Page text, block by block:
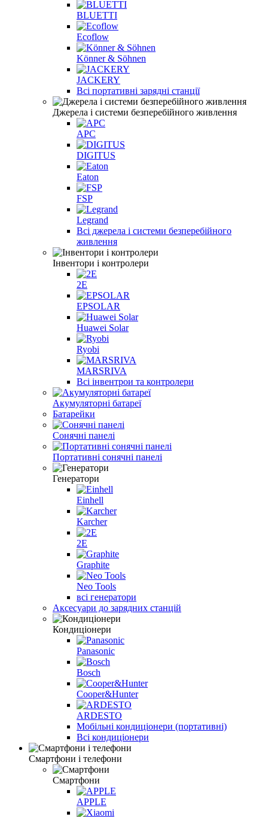
BLUETTI
Ecoflow
Könner & Söhnen
JACKERY
Всі портативні зарядні станції
Джерела і системи безперебійного живлення
APC
DIGITUS
Eaton
FSP
Legrand
Всі джерела і системи безперебійного
живлення
Інвентори і контролери
2E
EPSOLAR
Huawei Solar
Ryobi
MARSRIVA
Всі інвентрои та контролери
Акумуляторні батареї
Батарейки
Сонячні панелі
Портативні сонячні панелі
Генератори
Einhell
Karcher
2E
Graphite
Neo Tools
всі генератори
Аксесуари до зарядних станцій
Кондиціонери
Panasonic
Bosch
Cooper&Hunter
ARDESTO
Мобільні кондиціонери (портативні)
Всі кондиціонери
Смартфони і телефони
Смартфони
APPLE